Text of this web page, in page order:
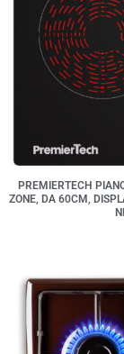
PREMIERTECH
ZONE, DA 60CM,